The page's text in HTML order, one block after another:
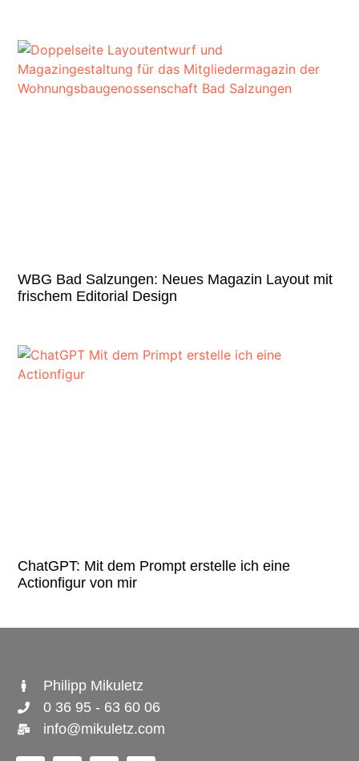
WBG Bad Salzungen: Neues Magazin Layout mit
frischem Editorial Design
ChatGPT: Mit dem Prompt erstelle ich eine
Actionfigur von mir
Philipp Mikuletz
0 36 95 - 63 60 06
info@mikuletz.com